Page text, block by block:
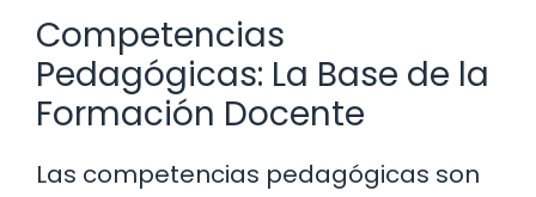
Competencias
Pedagógicas: La Base de la
Formación Docente
Las competencias pedagógicas son